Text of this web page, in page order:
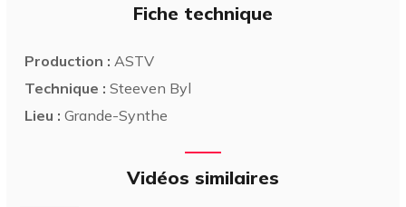
Fiche technique
Production : ASTV
Technique : Steeven Byl
Lieu : Grande-Synthe
Vidéos similaires